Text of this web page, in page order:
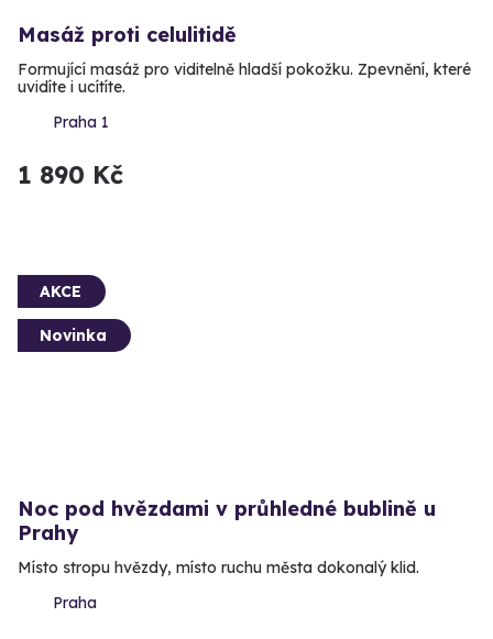
Masáž proti celulitidě
Formující masáž pro viditelně hladší pokožku. Zpevnění, které
uvidíte i ucítíte.
Praha 1
1 890 Kč
AKCE
Novinka
Noc pod hvězdami v průhledné bublině u
Prahy
Místo stropu hvězdy, místo ruchu města dokonalý klid.
Praha